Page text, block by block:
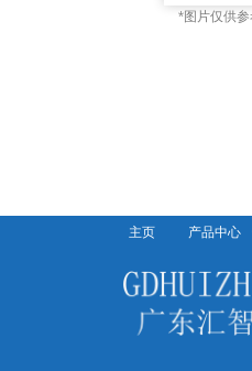
*图片仅供参
主页 产品中心